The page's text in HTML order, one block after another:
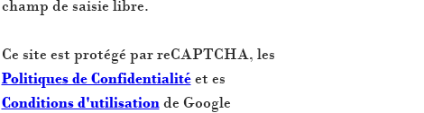
champ de saisie libre.
Ce site est protégé par reCAPTCHA, les
Politiques de Confidentialitéet es
Conditions d'utilisationde Google